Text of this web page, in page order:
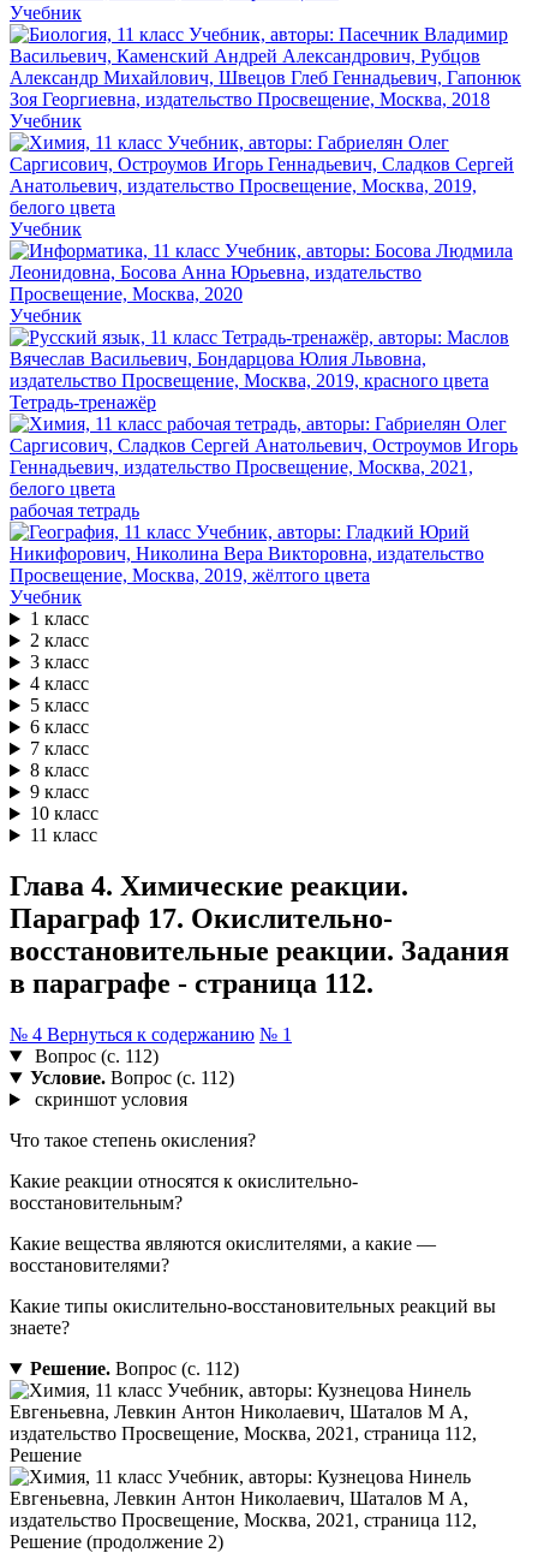
Учебник
Учебник
Учебник
Учебник
Тетрадь-тренажёр
рабочая тетрадь
Учебник
1 класс
2 класс
3 класс
4 класс
5 класс
6 класс
7 класс
8 класс
9 класс
10 класс
11 класс
Глава 4. Химические реакции.
Параграф 17. Окислительно-
восстановительные реакции. Задания
в параграфе - страница 112.
№ 4 Вернуться к содержанию № 1
Вопрос (с. 112)
Условие.Вопрос (с. 112)
скриншот условия
Что такое степень окисления?
Какие реакции относятся к окислительно-
восстановительным?
Какие вещества являются окислителями, а какие —
восстановителями?
Какие типы окислительно-восстановительных реакций вы
знаете?
Решение.Вопрос (с. 112)